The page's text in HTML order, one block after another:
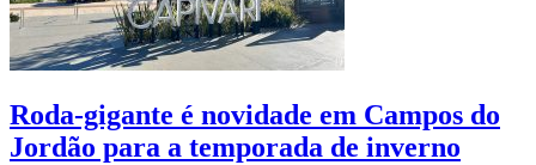
Roda-gigante é novidade em Campos do
Jordão para a temporada de inverno